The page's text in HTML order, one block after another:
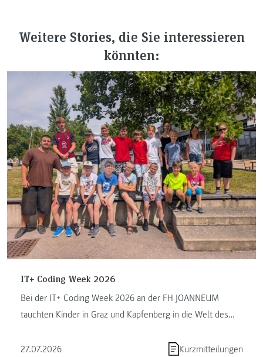
Weitere Stories, die Sie interessieren
könnten:
IT+ Coding Week 2026
Bei der IT+ Coding Week 2026 an der FH JOANNEUM
tauchten Kinder in Graz und Kapfenberg in die Welt des
27.07.2026
Kurzmitteilungen